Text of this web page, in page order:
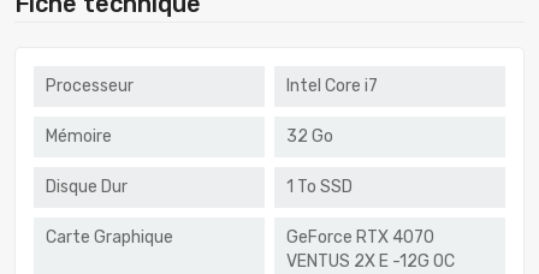
Processeur Intel Core i7
Mémoire 32 Go
Disque Dur 1 To SSD
Carte Graphique
GeForce RTX 4070
VENTUS 2X E -12G OC